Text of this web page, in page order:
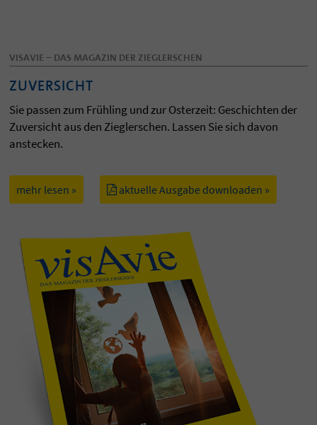
VISAVIE – DAS MAGAZIN DER ZIEGLERSCHEN
ZUVERSICHT
Sie passen zum Frühling und zur Osterzeit: Geschichten der
Zuversicht aus den Zieglerschen. Lassen Sie sich davon
anstecken.
mehr lesen » aktuelle Ausgabe downloaden »